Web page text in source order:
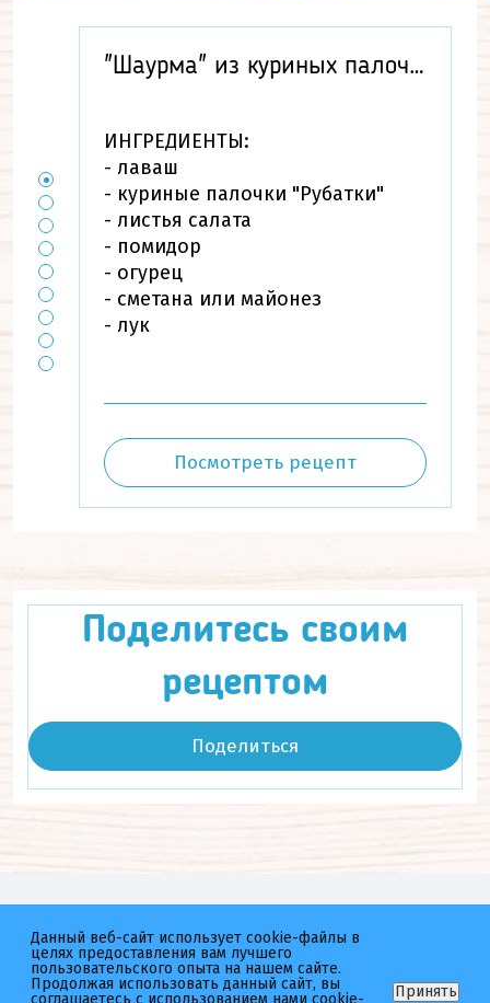
"Шаурма" из куриных палочек
ИНГРЕДИЕНТЫ:
- лаваш
- куриные палочки "Рубатки"
- листья салата
- помидор
- огурец
- сметана или майонез
- лук
Посмотреть рецепт
Поделитесь своим
рецептом
Поделиться
Котлетарь неМясо
Данный веб-сайт использует cookie-файлы в
целях предоставления вам лучшего
пользовательского опыта на нашем сайте.
Продолжая использовать данный сайт, вы
соглашаетесь с использованием нами cookie-
Принять